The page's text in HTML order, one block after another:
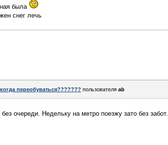
была
снег лечь
когда переобуваться??????? пользователя ab
очереди. Недельку на метро поезжу зато без забот.